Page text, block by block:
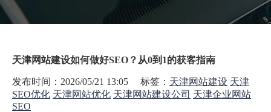
天津网站建设如何做好SEO？从0到1的获客指南
发布时间：2026/05/21 13:05 标签： 天津网站建设 天津
SEO优化 天津网站优化 天津网站建设公司 天津企业网站
SEO
联系我们